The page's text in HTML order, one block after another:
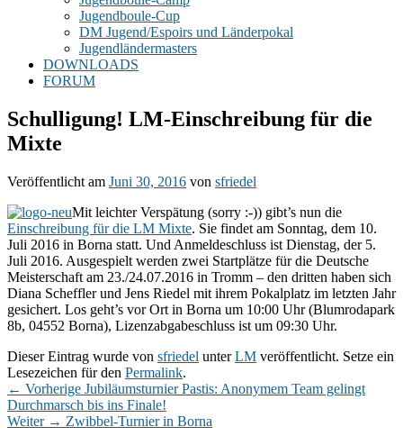
Jugendboule-Cup
DM Jugend/Espoirs und Länderpokal
Jugendländermasters
DOWNLOADS
FORUM
Schulligung! LM-Einschreibung für die
Mixte
Veröffentlicht am Juni 30, 2016 von sfriedel
Mit leichter Verspätung (sorry :-)) gibt’s nun die
Einschreibung für die LM Mixte. Sie findet am Sonntag, dem 10.
Juli 2016 in Borna statt. Und Anmeldeschluss ist Dienstag, der 5.
Juli 2016. Ausgespielt werden zwei Startplätze für die Deutsche
Meisterschaft am 23./24.07.2016 in Tromm – den dritten haben sich
Diana Scheffler und Jens Riedel mit ihrem Pokalplatz im letzten Jahr
gesichert. Los geht’s vor Ort in Borna um 10:00 Uhr (Blumrodapark
8b, 04552 Borna), Lizenzabgabeschluss ist um 09:30 Uhr.
Dieser Eintrag wurde von sfriedel unterLM veröffentlicht. Setze ein
Lesezeichen für den Permalink.
Beitragsnavigation
← Vorherige Vorheriger
Beitrag:
Jubiläumsturnier Pastis: Anonymem Team gelingt
Durchmarsch bis ins Finale!
Weiter → Nächster
Zwibbel-Turnier in Borna